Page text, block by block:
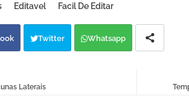
Editavel Facil De Editar
Twitter Whatsapp
Laterais